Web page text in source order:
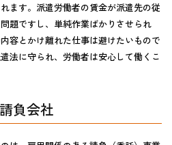
ます。派遣労働者の賃金が派遣先の従
題ですし、単純作業ばかりさせられ
容とかけ離れた仕事は避けたいもので
法に守られ、労働者は安心して働くこ
負会社